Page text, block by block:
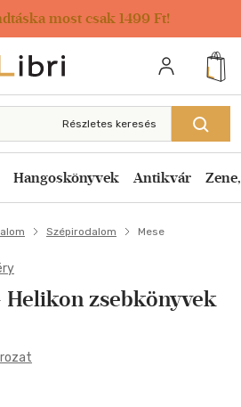
most csak 1499 Ft!
adatai
Részletes keresés
Hangoskönyvek Antikvár
Szépirodalom Mese
Helikon zsebkönyvek